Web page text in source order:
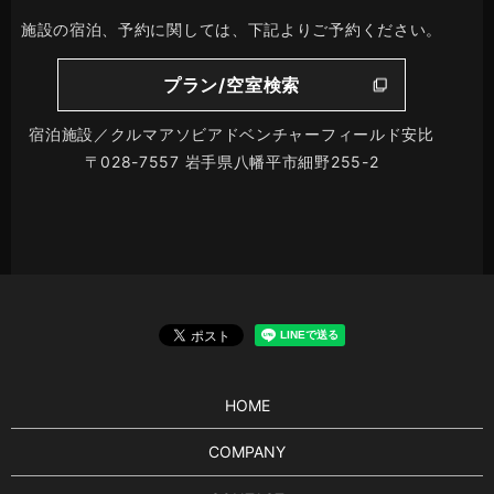
施設の宿泊、予約に関しては、下記よりご予約ください。
プラン/空室検索
宿泊施設／クルマアソビアドベンチャーフィールド安比
〒028-7557 岩手県八幡平市細野255-2
HOME
COMPANY